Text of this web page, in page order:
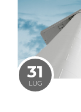
31
LUG